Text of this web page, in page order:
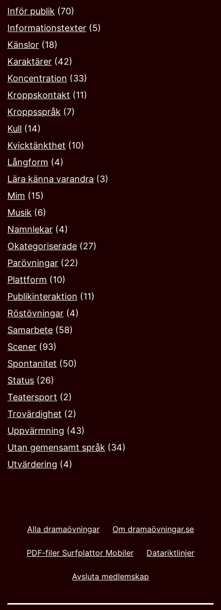
Inför publik (70)
Informationstexter (5)
Känslor (18)
Karaktärer (42)
Koncentration (33)
Kroppskontakt (11)
Kroppsspråk (7)
Kull (14)
Kvicktänkthet (10)
Långform (4)
Lära känna varandra (3)
Mim (15)
Musik (6)
Namnlekar‎ (4)
Okategoriserade (27)
Parövningar (22)
Plattform (10)
Publikinteraktion (11)
Röstövningar (4)
Samarbete (58)
Scener (93)
Spontanitet (50)
Status (26)
Teatersport (2)
Trovärdighet (2)
Uppvärmning (43)
Utan gemensamt språk (34)
Utvärdering (4)
Alla dramaövningar Om dramaövningar.se
PDF-filer Surfplattor Mobiler Datariktlinjer
Avsluta medlemskap